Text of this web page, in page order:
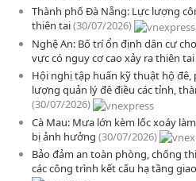
Thành phố Đà Nẵng: Lực lượng
thiên tai(30/07/2026)
Nghệ An: Bố trí ổn định dân cư
vực có nguy cơ cao xảy ra thiên tai
Hội nghị tập huấn kỹ thuật hộ
lượng quản lý đê điều các tỉnh,
(30/07/2026)
Cà Mau: Mưa lớn kèm lốc xoáy
bị ảnh hưởng (30/07/2026)
Bảo đảm an toàn phòng, chống
các công trình kết cấu hạ tầng